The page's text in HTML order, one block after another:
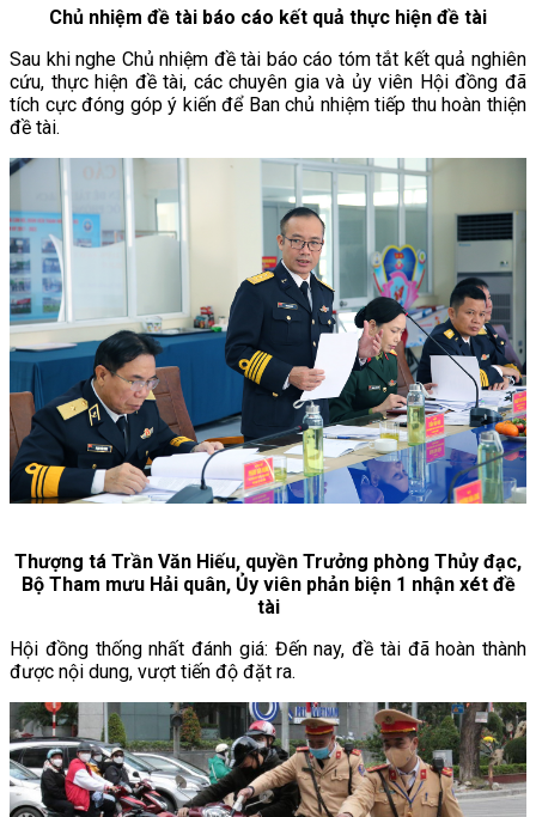
Chủ nhiệm đề tài báo cáo kết quả thực hiện đề tài
Sau khi nghe Chủ nhiệm đề tài báo cáo tóm tắt kết quả nghiên
cứu, thực hiện đề tài, các chuyên gia và ủy viên Hội đồng đã
tích cực đóng góp ý kiến để Ban chủ nhiệm tiếp thu hoàn thiện
đề tài.
Thượng tá Trần Văn Hiếu, quyền Trưởng phòng Thủy đạc,
Bộ Tham mưu Hải quân, Ủy viên phản biện 1 nhận xét đề
tài
Hội đồng thống nhất đánh giá: Đến nay, đề tài đã hoàn thành
được nội dung, vượt tiến độ đặt ra.